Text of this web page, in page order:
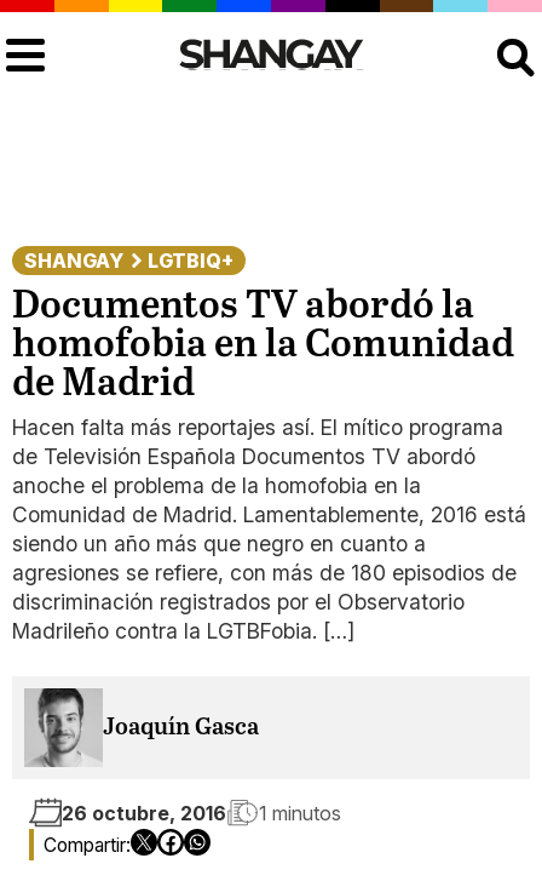
SHANGAY LGTBIQ+
Documentos TV abordó la
homofobia en la Comunidad
de Madrid
Hacen falta más reportajes así. El mítico programa
de Televisión Española Documentos TV abordó
anoche el problema de la homofobia en la
Comunidad de Madrid. Lamentablemente, 2016 está
siendo un año más que negro en cuanto a
agresiones se refiere, con más de 180 episodios de
discriminación registrados por el Observatorio
Madrileño contra la LGTBFobia. […]
Joaquín Gasca
26 octubre, 2016 1 minutos